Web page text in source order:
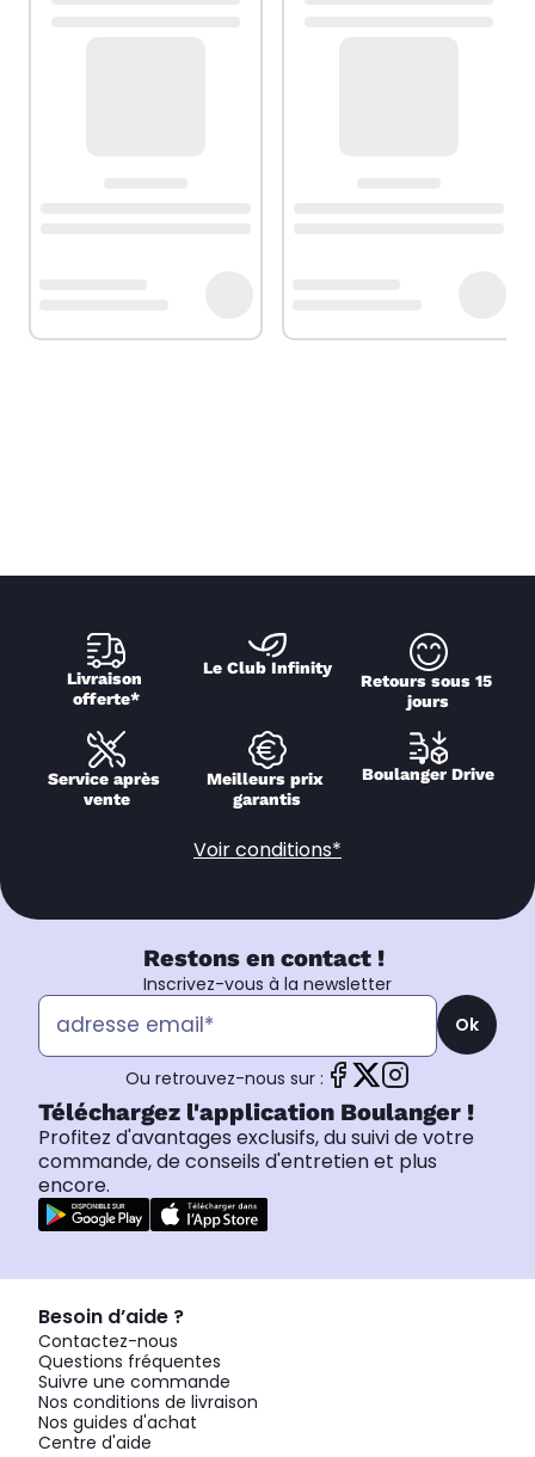
Livraison
offerte*
Le Club Infinity
Retours sous 15
jours
Service après
vente
Meilleurs prix
garantis
Boulanger Drive
Voir conditions*
Restons en contact !
Inscrivez-vous à la newsletter
Ok
Ou retrouvez-nous sur :
Téléchargez l'application Boulanger !
Profitez d'avantages exclusifs, du suivi de votre
commande, de conseils d'entretien et plus
encore.
Besoin d’aide ?
Contactez-nous
Questions fréquentes
Suivre une commande
Nos conditions de livraison
Nos guides d'achat
Centre d'aide